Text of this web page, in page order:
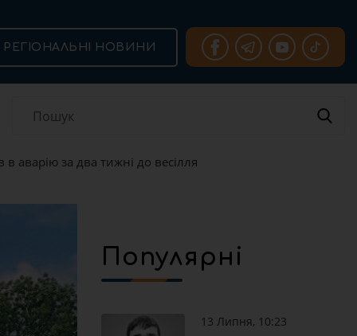
РЕГІОНАЛЬНІ НОВИНИ
аварію за два тижні до весілля
Популярні
13 Липня, 10:23